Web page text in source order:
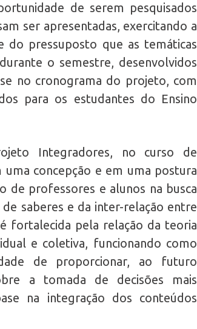
de serem pesquisados
ser apresentadas, exercitando a
do pressuposto que as temáticas
o semestre, desenvolvidos
no cronograma do projeto, com
para os estudantes do Ensino
Integradores, no curso de
concepção e em uma postura
de professores e alunos na busca
saberes e da inter-relação entre
fortalecida pela relação da teoria
e coletiva, funcionando como
de proporcionar, ao futuro
a tomada de decisões mais
na integração dos conteúdos